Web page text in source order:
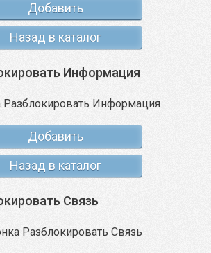
Добавить
Назад в каталог
Информация
Добавить
Назад в каталог
Связь